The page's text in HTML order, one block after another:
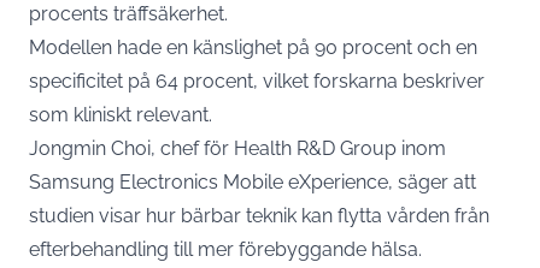
procents träffsäkerhet.
Modellen hade en känslighet på 90 procent och en
specificitet på 64 procent, vilket forskarna beskriver
som kliniskt relevant.
Jongmin Choi, chef för Health R&D Group inom
Samsung Electronics Mobile eXperience, säger att
studien visar hur bärbar teknik kan flytta vården från
efterbehandling till mer förebyggande hälsa.